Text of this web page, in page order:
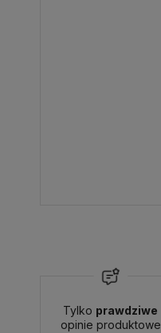
Tylko prawdziwe
opinie produktowe